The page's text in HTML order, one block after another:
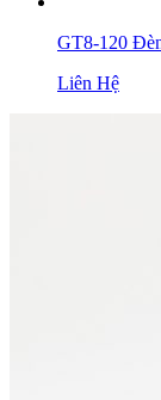
GT8-120
Liên Hệ